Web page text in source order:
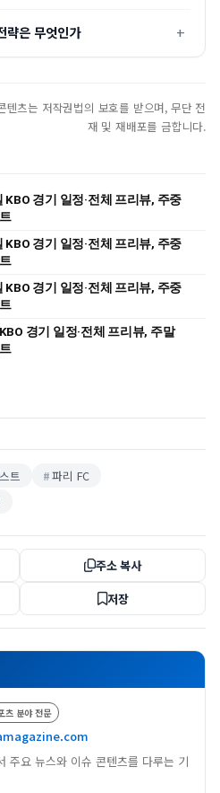
략은 무엇인가
츠는 저작권법의 보호를 받으며, 무단 전
재 및 재배포를 금합니다.
KBO 경기 일정·전체 프리뷰, 주중
KBO 경기 일정·전체 프리뷰, 주중
KBO 경기 일정·전체 프리뷰, 주중
경기 일정·전체 프리뷰, 주말
트
파리 FC
주소 복사
저장
츠 분야 전문
주요 뉴스와 이슈 콘텐츠를 다루는 기